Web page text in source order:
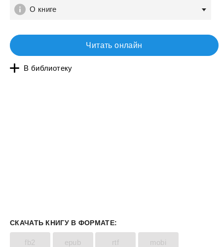
О книге
Читать онлайн
В библиотеку
СКАЧАТЬ КНИГУ В ФОРМАТЕ:
fb2 epub rtf mobi